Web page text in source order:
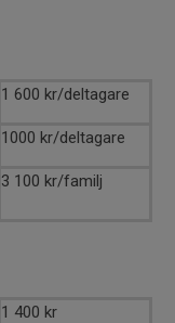
1 600 kr/deltagare
1000 kr/deltagare
3 100 kr/familj
1 400 kr